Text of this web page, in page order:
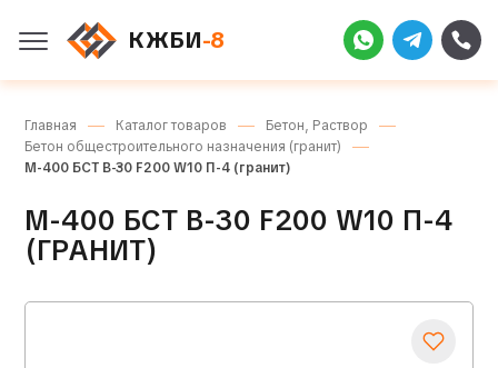
КЖБИ-8
Главная Каталог товаров
Бетон, Раствор
Бетон общестроительного назначения (гранит)
М-400 БСТ В-30 F200 W10 П-4 (гранит)
М-400 БСТ В-30 F200 W10 П-4
(ГРАНИТ)